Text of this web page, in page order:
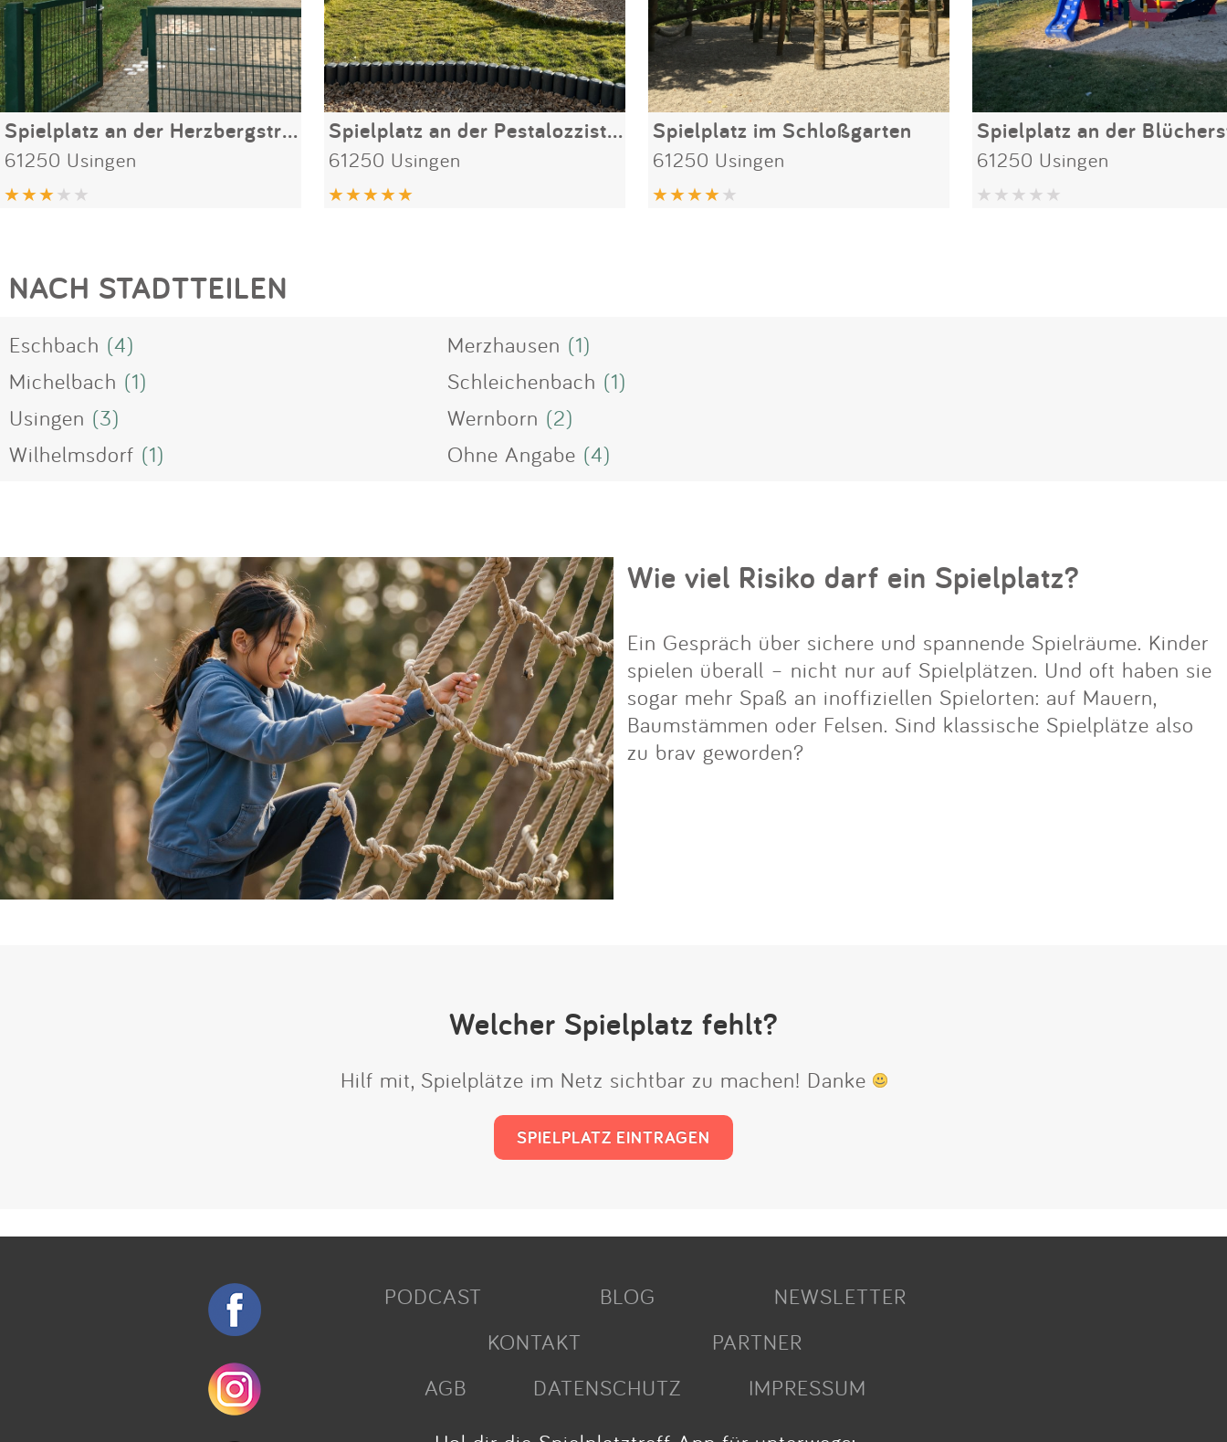
Spielplatz an der Herzbergstraße
61250 Usingen
Spielplatz an der Pestalozzistraße
61250 Usingen
Spielplatz im Schloßgarten
61250 Usingen
Spielplatz an der
61250 Usingen
NACH STADTTEILEN
Eschbach (4) Merzhausen (1)
Michelbach (1) Schleichenbach (1)
Usingen (3) Wernborn (2)
Wilhelmsdorf (1) Ohne Angabe (4)
Wie viel Risiko darf ein Spielplatz?
Ein Gespräch über sichere und spannende Spielräume. Kinder
spielen überall – nicht nur auf Spielplätzen. Und oft haben sie
sogar mehr Spaß an inoffiziellen Spielorten: auf Mauern,
Baumstämmen oder Felsen. Sind klassische Spielplätze also
zu brav geworden?
Welcher Spielplatz fehlt?
Hilf mit, Spielplätze im Netz sichtbar zu machen! Danke
SPIELPLATZ EINTRAGEN
PODCAST BLOG
NEWSLETTER
KONTAKT
PARTNER
AGB
DATENSCHUTZ
IMPRESSUM